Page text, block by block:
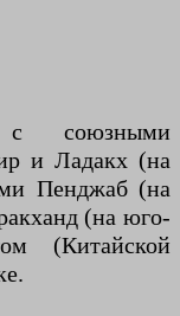
с союзными
и Ладакх (на
Пенджаб (на
(на юго-
(Китайской